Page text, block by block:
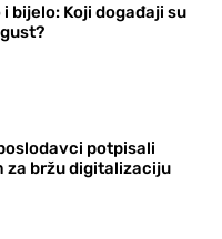
bijelo: Koji događaji su
potpisali
za bržu digitalizaciju